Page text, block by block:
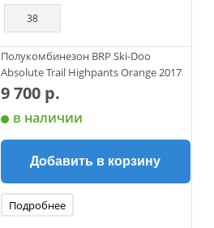
38
Полукомбинезон BRP Ski-Doo
Absolute Trail Highpants Orange 2017
9 700 р.
в наличии
Добавить в корзину
Подробнее